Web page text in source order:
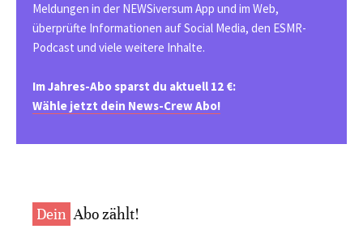
Meldungen in der NEWSiversum App und im Web,
überprüfte Informationen auf Social Media, den ESMR-
Podcast und viele weitere Inhalte.
Im Jahres-Abo sparst du aktuell 12 €:
Wähle jetzt dein News-Crew Abo!
Dein Abo zählt!